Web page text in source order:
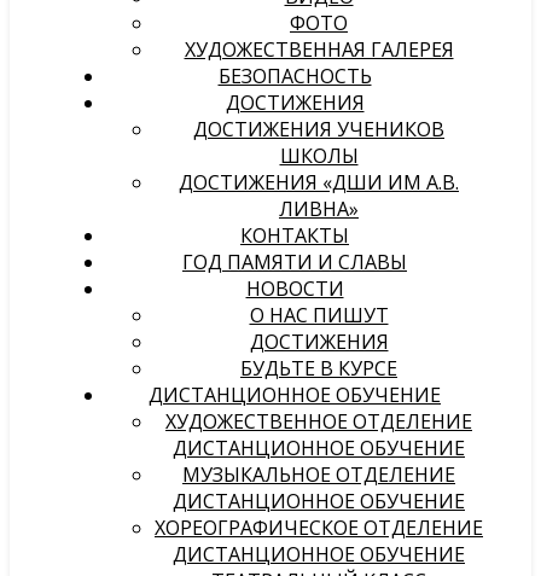
ФОТО
ХУДОЖЕСТВЕННАЯ ГАЛЕРЕЯ
БЕЗОПАСНОСТЬ
ДОСТИЖЕНИЯ
ДОСТИЖЕНИЯ УЧЕНИКОВ
ШКОЛЫ
ДОСТИЖЕНИЯ «ДШИ ИМ А.В.
ЛИВНА»
КОНТАКТЫ
ГОД ПАМЯТИ И СЛАВЫ
НОВОСТИ
О НАС ПИШУТ
ДОСТИЖЕНИЯ
БУДЬТЕ В КУРСЕ
ДИСТАНЦИОННОЕ ОБУЧЕНИЕ
ХУДОЖЕСТВЕННОЕ ОТДЕЛЕНИЕ
ДИСТАНЦИОННОЕ ОБУЧЕНИЕ
МУЗЫКАЛЬНОЕ ОТДЕЛЕНИЕ
ДИСТАНЦИОННОЕ ОБУЧЕНИЕ
ХОРЕОГРАФИЧЕСКОЕ ОТДЕЛЕНИЕ
ДИСТАНЦИОННОЕ ОБУЧЕНИЕ